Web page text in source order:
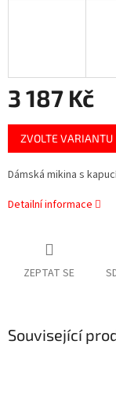
3 187 Kč
Měrná
cena:
ZVOLTE VARIANTU
Dámská mikina s
Detailní informace
ZEPTAT SE
Související